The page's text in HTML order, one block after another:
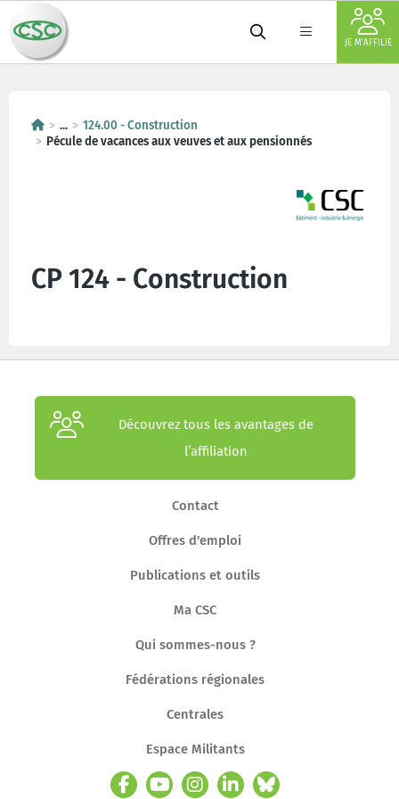
JE M'AFFILIE
...
124.00 - Construction
Pécule de vacances aux veuves et aux pensionnés
CP 124 - Construction
Découvrez tous les avantages de
l’affiliation
Contact
Offres d'emploi
Publications et outils
Ma CSC
Qui sommes-nous ?
Fédérations régionales
Centrales
Espace Militants